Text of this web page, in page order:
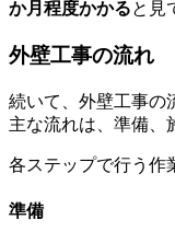
か月程度かかると見
外壁工事の流れ
続いて、外壁工事の
主な流れは、準備、
各ステップで行う作
準備